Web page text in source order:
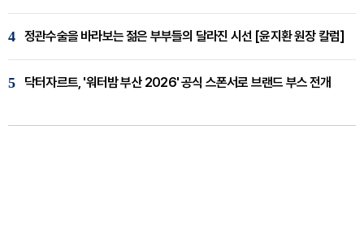
4 정관수술을 바라보는 젊은 부부들의 달라진 시선 [윤지환 원장 칼럼]
5 닥터자르트, '워터밤 부산 2026' 공식 스폰서로 브랜드 부스 전개